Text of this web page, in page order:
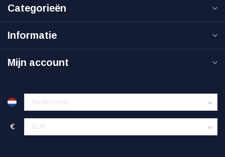
Categorieën
Informatie
Mijn account
€